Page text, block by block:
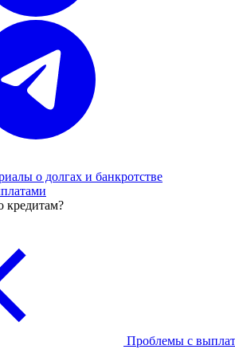
о долгах и банкротстве
кредитам?
Проблемы с